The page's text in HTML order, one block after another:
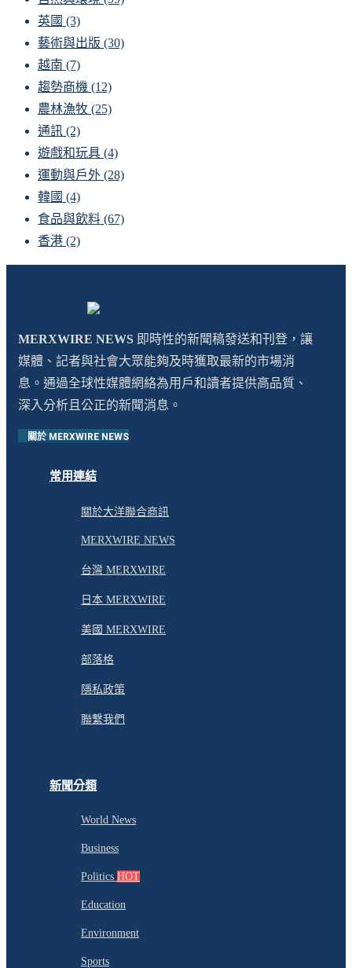
英國 (3)
藝術與出版 (30)
越南 (7)
趨勢商機 (12)
農林漁牧 (25)
通訊 (2)
遊戲和玩具 (4)
運動與戶外 (28)
韓國 (4)
食品與飲料 (67)
香港 (2)
MERXWIRE NEWS 即時性的新聞稿發送和刊登，讓
媒體、記者與社會大眾能夠及時獲取最新的市場消
息。通過全球性媒體網絡為用戶和讀者提供高品質、
深入分析且公正的新聞消息。
關於 MERXWIRE NEWS
常用連結
關於大洋聯合商訊
MERXWIRE NEWS
台灣 MERXWIRE
日本 MERXWIRE
美國 MERXWIRE
部落格
隱私政策
聯繫我們
新聞分類
World News
Business
Politics HOT
Education
Environment
Sports